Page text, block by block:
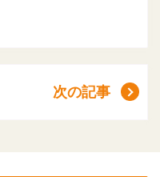
次の記事